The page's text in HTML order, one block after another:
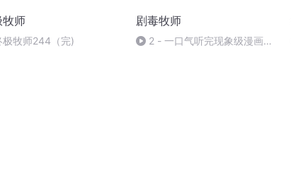
牧师
极牧师244（完)
剧毒牧师
2 - 一口气听完现象级漫画